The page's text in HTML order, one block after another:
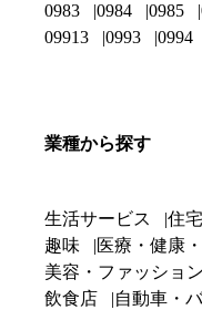
0983
0984 0985
09913
0993 0994
業種から探す
生活サービス 住宅
趣味
医療・健康
美容・ファッション
飲食店
自動車・